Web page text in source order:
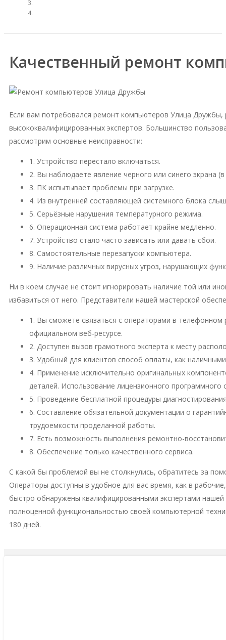
Качественный ремонт
Если вам потребовался ремонт компьютеров Улица
высококвалифицированных экспертов. Большинство
рассмотрим основные неисправности:
1. Устройство перестало включаться.
2. Вы наблюдаете явление черного или синего экрана
3. ПК испытывает проблемы при загрузке.
4. Из внутренней составляющей системного блока
5. Серьёзные нарушения температурного режима.
6. Операционная система работает крайне медленно.
7. Устройство стало часто зависать или давать сбои.
8. Самостоятельные перезапуски компьютера.
9. Наличие различных вирусных угроз, нарушающих
Ни в коем случае не стоит игнорировать наличие той или
избавиться от него. Представители нашей мастерской
1. Вы сможете связаться с операторами в
официальном веб-ресурсе.
2. Доступен вызов грамотного эксперта к месту
3. Удобный для клиентов способ оплаты, как
4. Применение исключительно оригинальных
деталей. Использование лицензионного
5. Проведение бесплатной процедуры
6. Составление обязательной документации о
трудоемкости проделанной работы.
7. Есть возможность выполнения ремонтно-
8. Обеспечение только качественного сервиса.
С какой бы проблемой вы не столкнулись, обратитесь за
Операторы доступны в удобное для вас время, как в
быстро обнаружены квалифицированными экспертами
полноценной функциональностью своей компьютерной
180 дней.